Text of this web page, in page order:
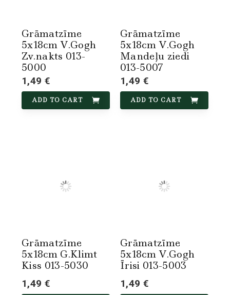
Grāmatzīme
5x18cm V.Gogh
Zv.nakts 013-
5000
1,49 €
ADD TO CART
Grāmatzīme
5x18cm V.Gogh
Mandeļu ziedi
013-5007
1,49 €
ADD TO CART
Grāmatzīme
5x18cm G.Klimt
Kiss 013-5030
1,49 €
Grāmatzīme
5x18cm V.Gogh
Īrisi 013-5003
1,49 €